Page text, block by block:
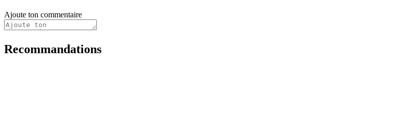
Ajoute ton commentaire
Recommandations